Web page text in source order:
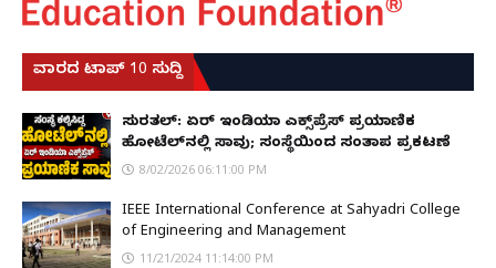
ವಾರದ ಟಾಪ್ 10 ಸುದ್ದಿ
ಸುರತ್ಕಲ್: ಏರ್ ಇಂಡಿಯಾ ಎಕ್ಸ್‌ಪ್ರೆಸ್ ಪ್ರಯಾಣಿಕ
ಹೋಟೆಲ್‌ನಲ್ಲಿ ಸಾವು; ಸಂಸ್ಥೆಯಿಂದ ಸಂತಾಪ ಪ್ರಕಟಣೆ
8/02/2026 06:11:00 PM
IEEE International Conference at Sahyadri College
of Engineering and Management
11/21/2024 11:14:00 PM